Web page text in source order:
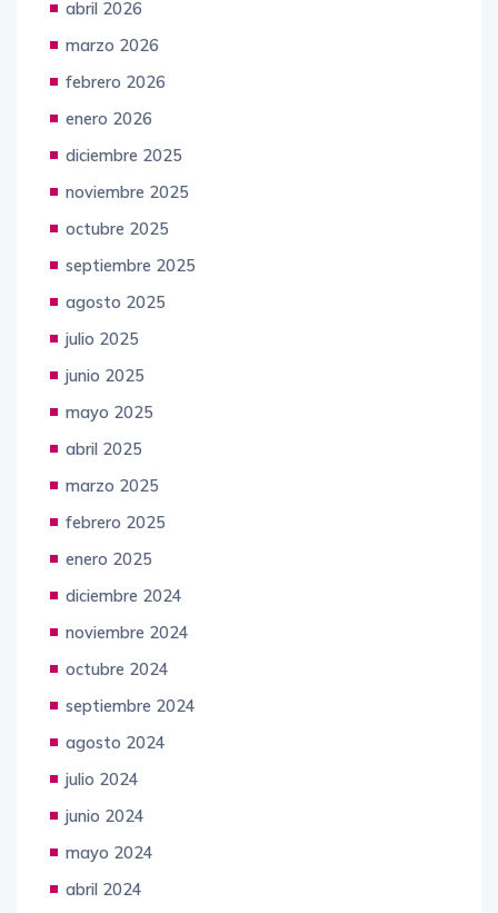
abril 2026
marzo 2026
febrero 2026
enero 2026
diciembre 2025
noviembre 2025
octubre 2025
septiembre 2025
agosto 2025
julio 2025
junio 2025
mayo 2025
abril 2025
marzo 2025
febrero 2025
enero 2025
diciembre 2024
noviembre 2024
octubre 2024
septiembre 2024
agosto 2024
julio 2024
junio 2024
mayo 2024
abril 2024